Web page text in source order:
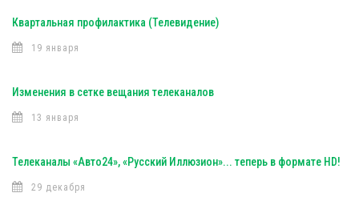
Квартальная профилактика (Телевидение)
19 января
Изменения в сетке вещания телеканалов
13 января
Телеканалы «Авто24», «Русский Иллюзион»... теперь в формате HD!
29 декабря